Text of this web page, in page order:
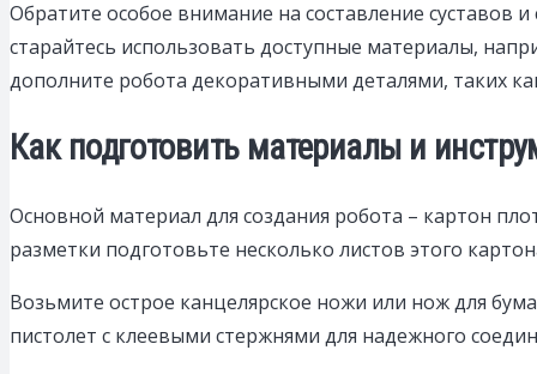
Обратите особое внимание на составление суставов
старайтесь использовать доступные материалы,
дополните робота декоративными деталями, таких
Как подготовить материалы и
Основной материал для создания робота – картон
разметки подготовьте несколько листов этого
Возьмите острое канцелярское ножи или нож для
пистолет с клеевыми стержнями для надежного